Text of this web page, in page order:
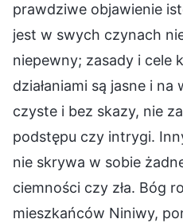
prawdziwe objawienie
jest w swych czynach
niepewny; zasady i cele
działaniami są jasne i
czyste i bez skazy, nie
podstępu czy intrygi.
nie skrywa w sobie
ciemności czy zła. Bóg
mieszkańców Niniwy,